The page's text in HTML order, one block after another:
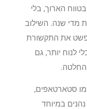
הארוך, בלי
שנה. השילוב
את התקשורת
יותר, גם
סטארטאפים,
במיוחד